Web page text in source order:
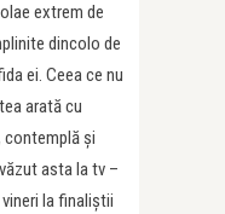
extrem de
dincolo de
ei. Ceea ce nu
arată cu
contemplă și
asta la tv –
la finaliștii